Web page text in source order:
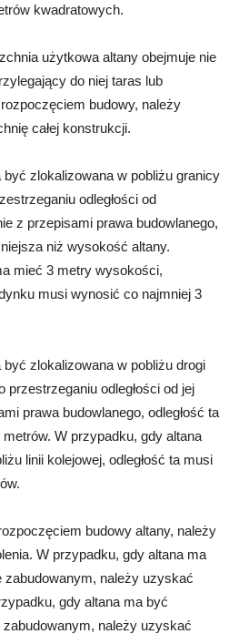
kwadratowych.
użytkowa altany obejmuje nie
do niej taras lub
budowy, należy
całej konstrukcji.
zlokalizowana w pobliżu granicy
odległości od
z przepisami prawa budowlanego,
niż wysokość altany.
mieć 3 metry wysokości,
musi wynosić co najmniej 3
zlokalizowana w pobliżu drogi
przestrzeganiu odległości od jej
prawa budowlanego, odległość ta
W przypadku, gdy altana
linii kolejowej, odległość ta musi
budowy altany, należy
W przypadku, gdy altana ma
zabudowanym, należy uzyskać
gdy altana ma być
należy uzyskać